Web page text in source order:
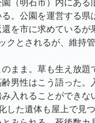
（明石市）内にある
。公園を運営する
を市に求めている
クとされるが、維持
まま。草も生え放題
男性はこう語った
入れることができ
した遺体も屋上で見